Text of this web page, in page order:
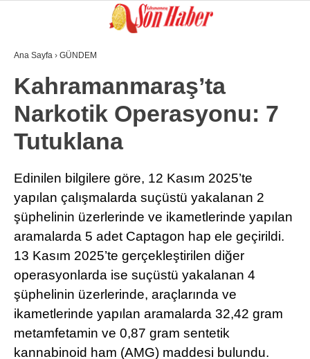
GÜNDEM
3. SAYFA
SAĞLIK
EĞİTİM
KÜLTÜR SANAT
EKONOMİ
YAZARLAR
YEREL HABERLER
Ana Sayfa › GÜNDEM
Kahramanmaraş’ta
Narkotik Operasyonu: 7
Tutuklana
Edinilen bilgilere göre, 12 Kasım 2025’te
yapılan çalışmalarda suçüstü yakalanan 2
şüphelinin üzerlerinde ve ikametlerinde yapılan
aramalarda 5 adet Captagon hap ele geçirildi.
13 Kasım 2025’te gerçekleştirilen diğer
operasyonlarda ise suçüstü yakalanan 4
şüphelinin üzerlerinde, araçlarında ve
ikametlerinde yapılan aramalarda 32,42 gram
metamfetamin ve 0,87 gram sentetik
kannabinoid ham (AMG) maddesi bulundu.